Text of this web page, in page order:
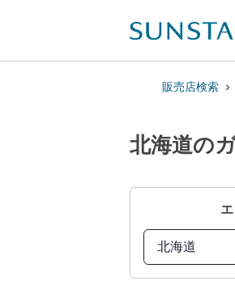
販売店検索
北海道の
北海道